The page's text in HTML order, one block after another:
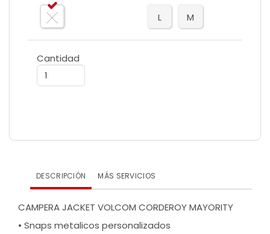
L M
Cantidad
DESCRIPCIÓN MÁS SERVICIOS
CAMPERA JACKET VOLCOM CORDEROY MAYORITY
• Snaps metalicos personalizados